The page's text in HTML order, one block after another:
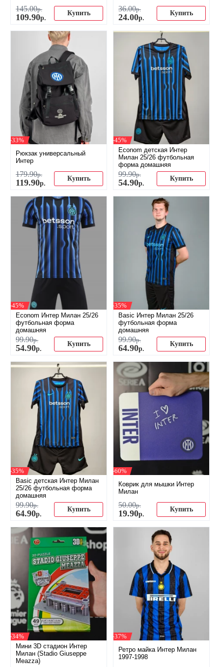
145.00р.
109.90р.
Купить
36.00р.
24.00р.
Купить
-33%
Рюкзак универсальный
Интер
179.90р.
119.90р.
Купить
-45%
Econom детская Интер
Милан 25/26 футбольная
форма домашняя
99.90р.
54.90р.
Купить
-45%
Econom Интер Милан 25/26
футбольная форма
домашняя
99.90р.
54.90р.
Купить
-35%
Basic Интер Милан 25/26
футбольная форма
домашняя
99.90р.
64.90р.
Купить
-35%
Basic детская Интер Милан
25/26 футбольная форма
домашняя
99.90р.
64.90р.
Купить
-60%
Коврик для мышки Интер
Милан
50.00р.
19.90р.
Купить
-34%
Мини 3D стадион Интер
Милан (Stadio Giuseppe
Meazza)
-37%
Ретро майка Интер Милан
1997-1998